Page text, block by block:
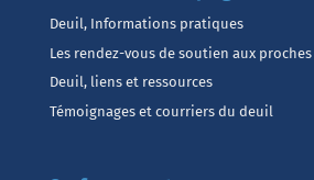
Deuil, Informations pratiques
Les rendez-vous de soutien aux proches
Deuil, liens et ressources
Témoignages et courriers du deuil